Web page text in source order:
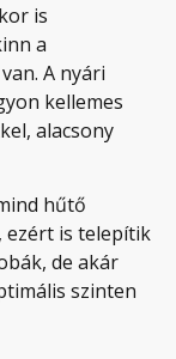
is
a
A nyári
kellemes
alacsony
hűtő
ezért is telepítik
de akár
szinten